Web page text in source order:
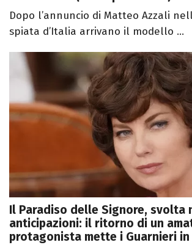
Dopo l’annuncio di Matteo Azzali
spiata d’Italia arrivano il modello ...
Il Paradiso delle Signore, svolta
anticipazioni: il ritorno di un
protagonista mette i Guarnieri